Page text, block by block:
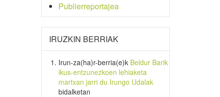
Publierreportajea
IRUZKIN BERRIAK
Irun-za(ha)r-berria(e)k Beldur Barik
ikus-entzunezkoen lehiaketa
martxan jarri du Irungo Udalak
bidalketan